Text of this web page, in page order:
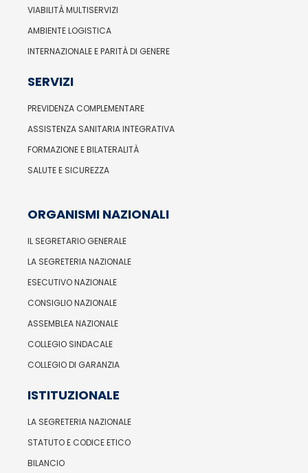
VIABILITÀ MULTISERVIZI
AMBIENTE LOGISTICA
INTERNAZIONALE E PARITÀ DI GENERE
SERVIZI
PREVIDENZA COMPLEMENTARE
ASSISTENZA SANITARIA INTEGRATIVA
FORMAZIONE E BILATERALITÀ
SALUTE E SICUREZZA
ORGANISMI NAZIONALI
IL SEGRETARIO GENERALE
LA SEGRETERIA NAZIONALE
ESECUTIVO NAZIONALE
CONSIGLIO NAZIONALE
ASSEMBLEA NAZIONALE
COLLEGIO SINDACALE
COLLEGIO DI GARANZIA
ISTITUZIONALE
LA SEGRETERIA NAZIONALE
STATUTO E CODICE ETICO
BILANCIO